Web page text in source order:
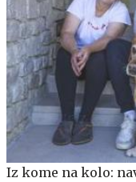
Iz kome na kolo: